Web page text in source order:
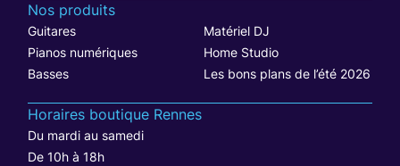
Nos produits
Guitares
Matériel DJ
Pianos numériques
Home Studio
Basses
Les bons plans de l’été 2026
Horaires boutique Rennes
Du mardi au samedi
De 10h à 18h